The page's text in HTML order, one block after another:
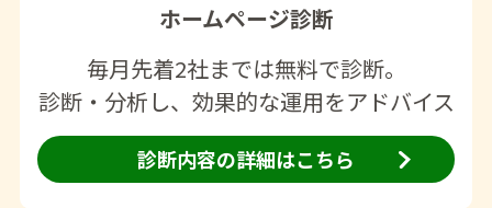
ホームページ診断
毎月先着2社までは無料で診断。
診断・分析し、効果的な運用をアドバイス
診断内容の詳細はこちら